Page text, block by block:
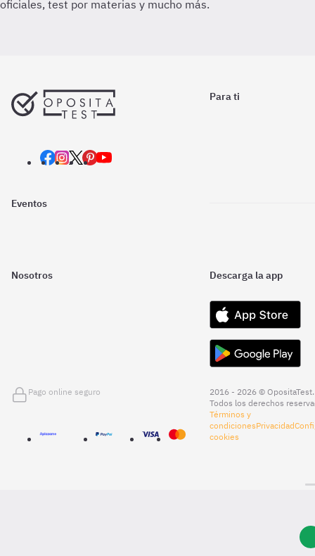
Para ti
Eventos
Nosotros Descarga la app
Pago online seguro
2016 - 2026 © OpositaTest.
Todos los derechos
Términos y
condicionesPrivacidad
cookies